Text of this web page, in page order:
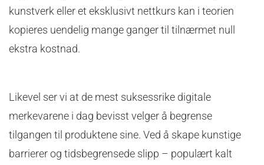
kunstverk eller et eksklusivt nettkurs kan i teorien
kopieres uendelig mange ganger til tilnærmet null
ekstra kostnad.
Likevel ser vi at de mest suksessrike digitale
merkevarene i dag bevisst velger å begrense
tilgangen til produktene sine. Ved å skape kunstige
barrierer og tidsbegrensede slipp – populært kalt